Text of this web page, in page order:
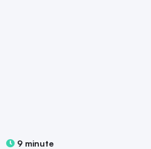
9 minute